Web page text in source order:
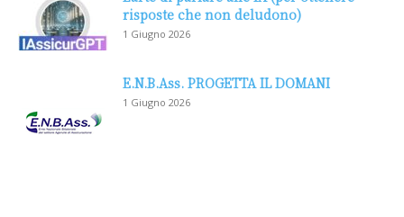
risposte che non deludono)
1 Giugno 2026
E.N.B.Ass. PROGETTA IL DOMANI
1 Giugno 2026